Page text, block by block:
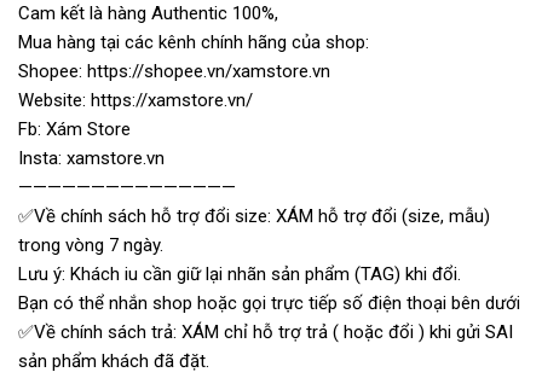
Cam kết là hàng Authentic 100%,
Mua hàng tại các kênh chính hãng của shop:
Shopee: https://shopee.vn/xamstore.vn
Website: https://xamstore.vn/
Fb: Xám Store
Insta: xamstore.vn
———————————————
✅Về chính sách hỗ trợ đổi size: XÁM hỗ trợ đổi (size, mẫu)
trong vòng 7 ngày.
Lưu ý: Khách iu cần giữ lại nhãn sản phẩm (TAG) khi đổi.
Bạn có thể nhắn shop hoặc gọi trực tiếp số điện thoại bên dưới
✅Về chính sách trả: XÁM chỉ hỗ trợ trả ( hoặc đổi ) khi gửi SAI
sản phẩm khách đã đặt.